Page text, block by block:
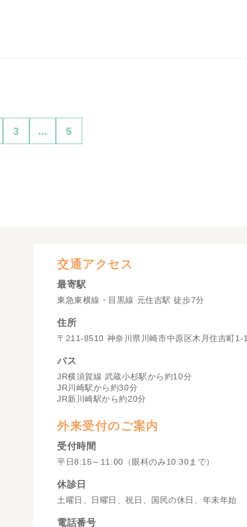
3 ... 5
交通アクセス
最寄駅
東急東横線・目黒線 元住吉駅 徒歩7分
住所
〒211-8510 神奈川県川崎市中原区木月住吉町1-1
バス
JR横須賀線 武蔵小杉駅から約10分
JR川崎駅から約30分
JR新川崎駅から約20分
外来受付のご案内
受付時間
平日8:15～11:00（眼科のみ10:30まで）
休診日
土曜日、日曜日、祝日、国民の休日、年末年始
電話番号